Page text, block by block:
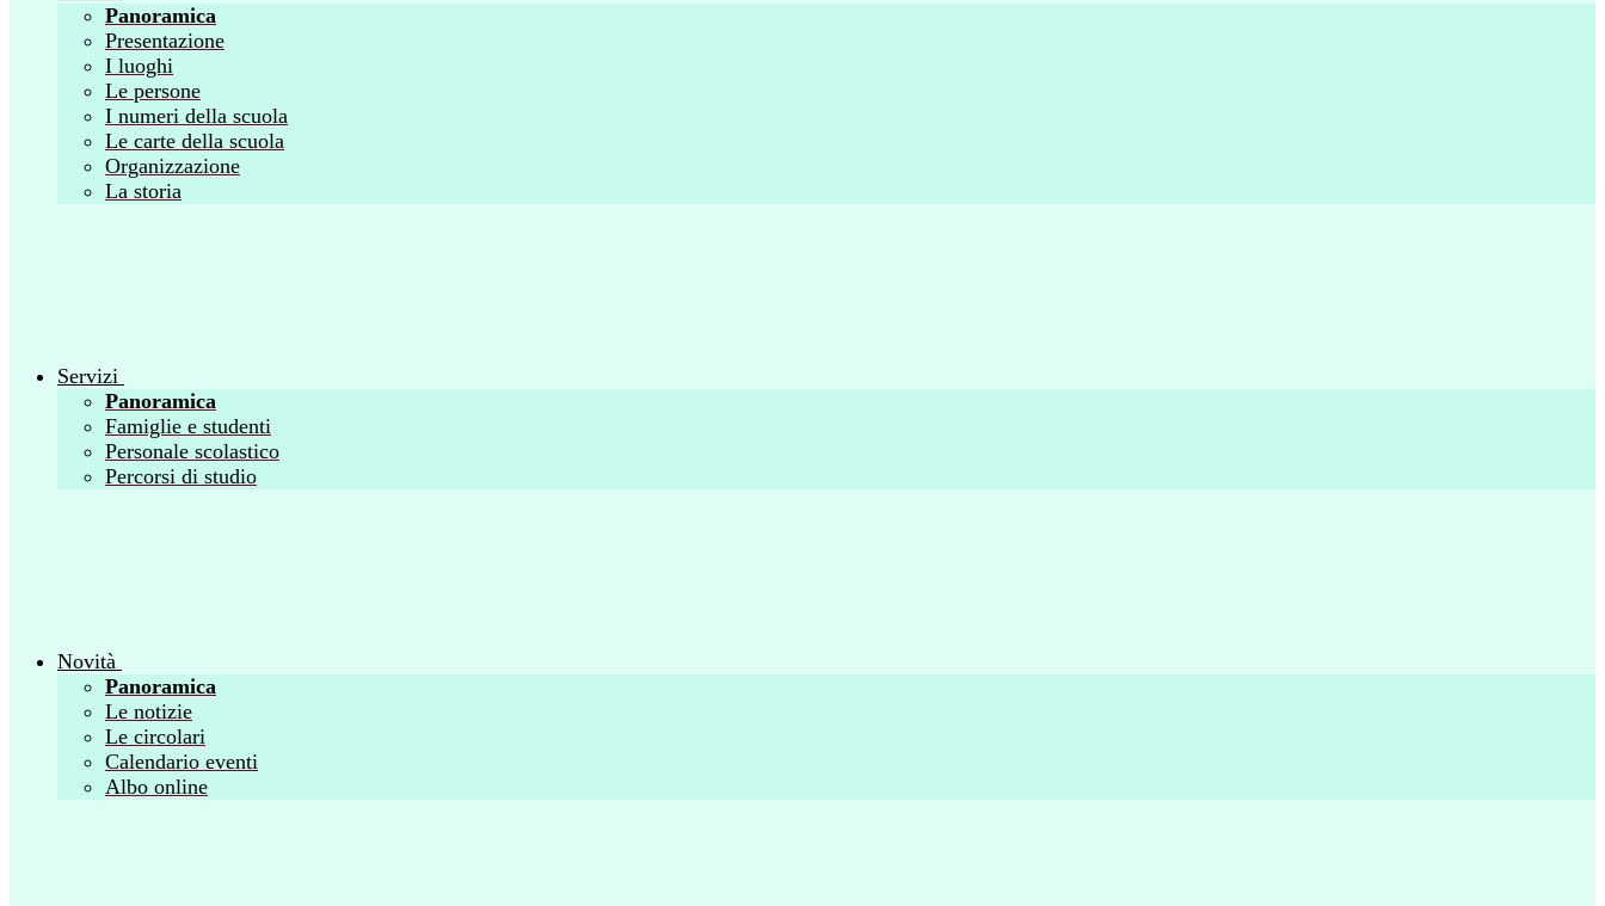
Panoramica
Presentazione
I luoghi
Le persone
I numeri della scuola
Le carte della scuola
Organizzazione
La storia
Servizi
Panoramica
Famiglie e studenti
Personale scolastico
Percorsi di studio
Novità
Panoramica
Le notizie
Le circolari
Calendario eventi
Albo online